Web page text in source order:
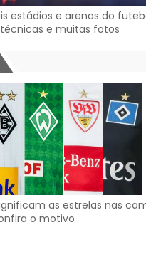
estádios e arenas do
e muitas fotos
as estrelas nas
o motivo